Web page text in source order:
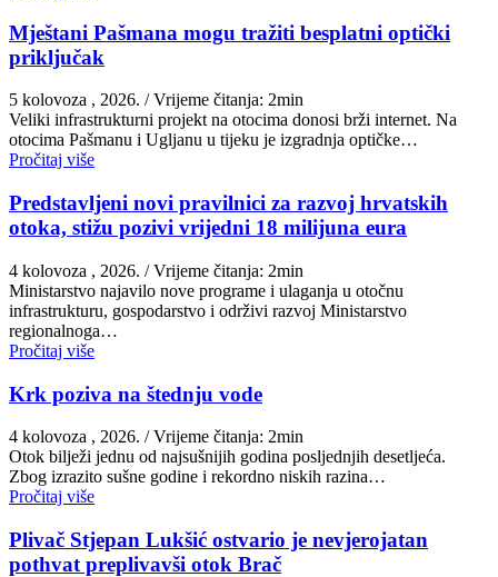
Mještani Pašmana mogu tražiti besplatni optički
priključak
5 kolovoza , 2026. / Vrijeme čitanja: 2min
Veliki infrastrukturni projekt na otocima donosi brži internet. Na
otocima Pašmanu i Ugljanu u tijeku je izgradnja optičke…
Pročitaj više
Predstavljeni novi pravilnici za razvoj hrvatskih
otoka, stižu pozivi vrijedni 18 milijuna eura
4 kolovoza , 2026. / Vrijeme čitanja: 2min
Ministarstvo najavilo nove programe i ulaganja u otočnu
infrastrukturu, gospodarstvo i održivi razvoj Ministarstvo
regionalnoga…
Pročitaj više
Krk poziva na štednju vode
4 kolovoza , 2026. / Vrijeme čitanja: 2min
Otok bilježi jednu od najsušnijih godina posljednjih desetljeća.
Zbog izrazito sušne godine i rekordno niskih razina…
Pročitaj više
Plivač Stjepan Lukšić ostvario je nevjerojatan
pothvat preplivavši otok Brač